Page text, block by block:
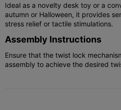
Ideal as a novelty desk toy or a
autumn or Halloween, it provides
stress relief or tactile stimulations.
Assembly Instructions
Ensure that the twist lock
assembly to achieve the desired